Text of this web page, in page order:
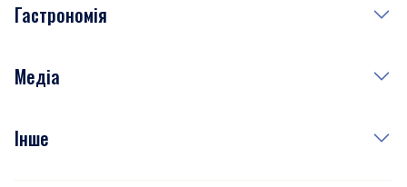
Субота
Краса
Гастрономія
Рецепти
Медіа
Фото
Інше